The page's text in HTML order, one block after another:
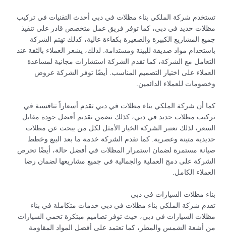
تستخدم شركة الملكي بناء مظلات في دبي أحدث التقنيات في تركيب
مظلات حديد في دبي، كما توفر فريق عمل متخصص قادر على تنفيذ
جميع المشاريع الكبيرة والصغيرة بكفاءة عالية، كذلك تهتم الشركة
باستخدام مواد صديقة للبيئة ومستدامة. لذلك، يشعر العملاء بالثقة عند
التعامل مع الشركة، كما تقدم الشركة استشارات مجانية لمساعدة
العملاء على اختيار التصميم المناسب. أيضًا توفر الشركة عروض
وخصومات للعملاء الدائمين.
كما أن شركة الملكي بناء مظلات في دبي تقدم أسعاراً تنافسية في
تركيب مظلات حديد في دبي، كذلك تضمن تقديم أفضل جودة مقابل
السعر، لذلك تعتبر الشركة الخيار الأمثل لكل من يبحث عن مظلات
حديدية متينة وعصرية. كما تقدم الشركة خدمة ما بعد البيع وخطط
صيانة مستمرة لضمان استمرار المظلات في أفضل حالة، أيضًا تحرص
الشركة على دمج العملية والجمالية في جميع مشاريعها لضمان رضا
العملاء الكامل.
بناء مظلات السيارات في دبي
تقدم شركة الملكي بناء مظلات في دبي خدمات متكاملة في بناء
مظلات السيارات في دبي، حيث توفر تصاميم مبتكرة تحمي السيارات
من أشعة الشمس والمطر، كما تعتمد على أفضل المواد المقاومة